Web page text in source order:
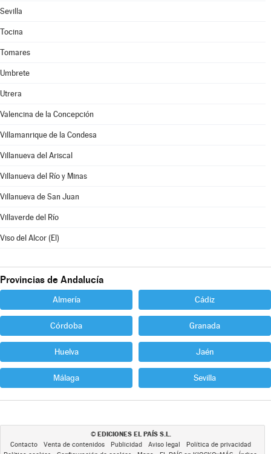
Sevilla
Tocina
Tomares
Umbrete
Utrera
Valencina de la Concepción
Villamanrique de la Condesa
Villanueva del Ariscal
Villanueva del Río y Minas
Villanueva de San Juan
Villaverde del Río
Viso del Alcor (El)
Provincias de Andalucía
Almería Cádiz
Córdoba Granada
Huelva Jaén
Málaga Sevilla
© EDICIONES EL PAÍS S.L.
Contacto Venta de contenidos Publicidad Aviso legal
Política de privacidad